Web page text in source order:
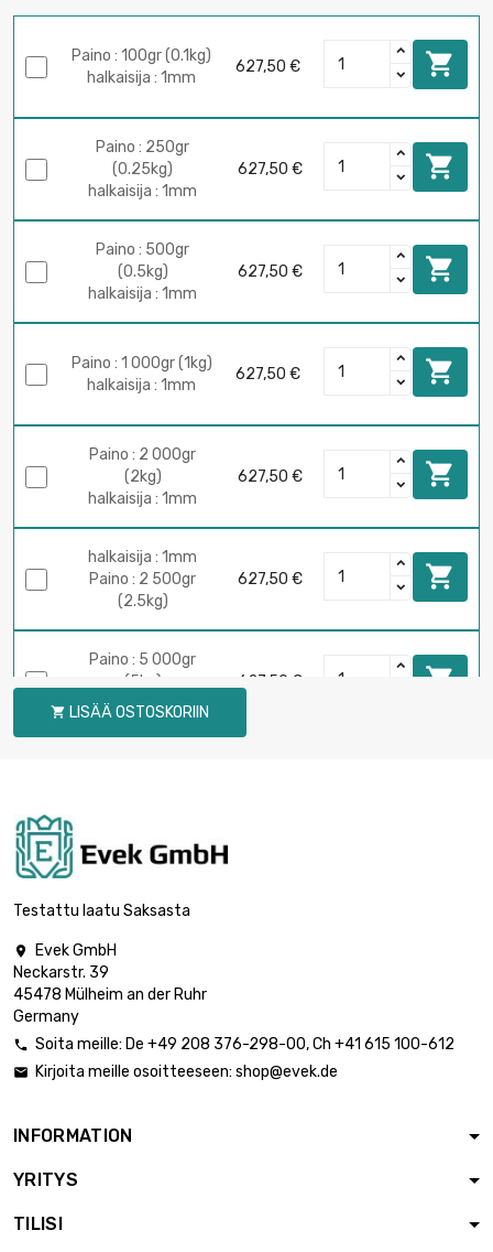
Paino : 100gr (0.1kg)
halkaisija : 1mm
627,50 € 
Paino : 250gr
(0.25kg)
halkaisija : 1mm
627,50 € 
Paino : 500gr
(0.5kg)
halkaisija : 1mm
627,50 € 
Paino : 1 000gr (1kg)
halkaisija : 1mm
627,50 € 
Paino : 2 000gr
(2kg)
halkaisija : 1mm
627,50 € 
halkaisija : 1mm
Paino : 2 500gr
(2.5kg)
627,50 € 
Paino : 5 000gr
(5kg)
halkaisija : 1mm
627,50 € 
Paino : 100gr (0.1kg)
Paino : 250gr
(0.25kg)
Paino : 500gr
Paino : 1 000gr (1kg)
 LISÄÄ OSTOSKORIIN
Testattu laatu Saksasta

Evek GmbH
Neckarstr. 39
45478 Mülheim an der Ruhr
Germany
 Soita meille: De +49 208 376-298-00, Ch +41 615 100-612
 Kirjoita meille osoitteeseen: shop@evek.de
INFORMATION
YRITYS
TILISI